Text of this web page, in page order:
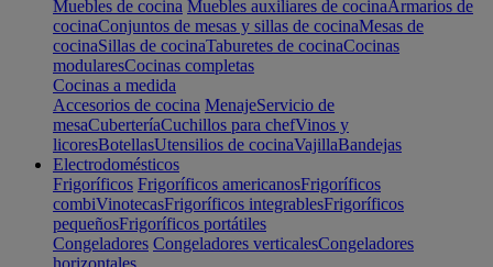
Muebles de cocina Muebles auxiliares de cocinaArmarios de
cocinaConjuntos de mesas y sillas de cocinaMesas de
cocinaSillas de cocinaTaburetes de cocinaCocinas
modularesCocinas completas
Cocinas a medida
Accesorios de cocina MenajeServicio de
mesaCuberteríaCuchillos para chefVinos y
licoresBotellasUtensilios de cocinaVajillaBandejas
Electrodomésticos
Frigoríficos Frigoríficos americanosFrigoríficos
combiVinotecasFrigoríficos integrablesFrigoríficos
pequeñosFrigoríficos portátiles
Congeladores Congeladores verticalesCongeladores
horizontales